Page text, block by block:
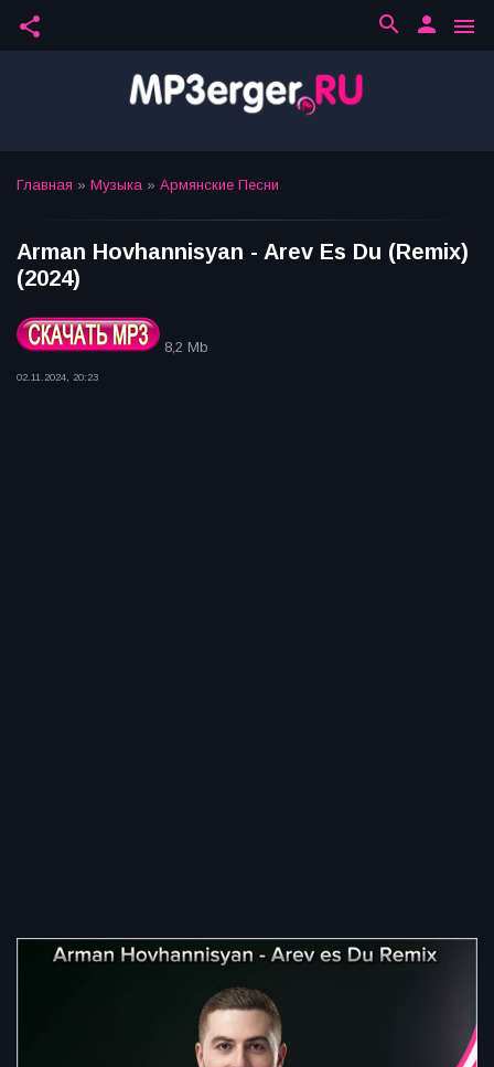
share menu
person
search
Главная » Музыка » Армянские Песни
Arman Hovhannisyan - Arev Es Du (Remix)
(2024)
8,2 Mb
02.11.2024, 20:23